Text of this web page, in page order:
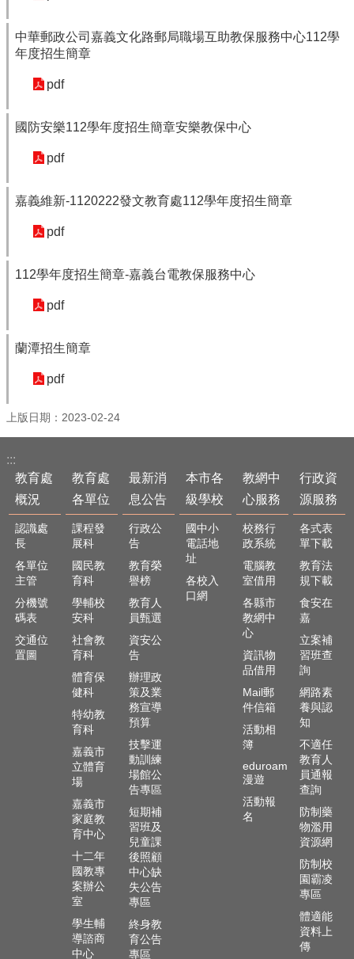
中華郵政公司嘉義文化路郵局職場互助教保服務中心112學
年度招生簡章
pdf
國防安樂112學年度招生簡章安樂教保中心
pdf
嘉義維新-1120222發文教育處112學年度招生簡章
pdf
112學年度招生簡章-嘉義台電教保服務中心
pdf
蘭潭招生簡章
pdf
上版日期：2023-02-24
:::
教育處
概況
認識處
長
各單位
主管
分機號
碼表
交通位
置圖
教育處
各單位
課程發
展科
國民教
育科
學輔校
安科
社會教
育科
體育保
健科
特幼教
育科
嘉義市
立體育
場
嘉義市
家庭教
育中心
十二年
國教專
案辦公
室
學生輔
導諮商
中心
最新消
息公告
行政公
告
教育榮
譽榜
教育人
員甄選
資安公
告
辦理政
策及業
務宣導
預算
技擊運
動訓練
場館公
告專區
短期補
習班及
兒童課
後照顧
中心缺
失公告
專區
終身教
育公告
專區
本市各
級學校
國中小
電話地
址
各校入
口網
教網中
心服務
校務行
政系統
電腦教
室借用
各縣市
教網中
心
資訊物
品借用
Mail郵
件信箱
活動相
簿
eduroam
漫遊
活動報
名
行政資
源服務
各式表
單下載
教育法
規下載
食安在
嘉
立案補
習班查
詢
網路素
養與認
知
不適任
教育人
員通報
查詢
防制藥
物濫用
資源網
防制校
園霸凌
專區
體適能
資料上
傳